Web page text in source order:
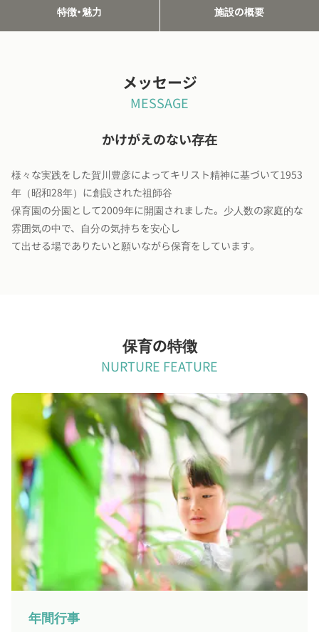
特徴・魅力 施設の概要
メッセージ
MESSAGE
かけがえのない存在
様々な実践をした賀川豊彦によってキリスト精神に基づいて1953
年（昭和28年）に創設された祖師谷
保育園の分園として2009年に開園されました。少人数の家庭的な
雰囲気の中で、自分の気持ちを安心し
て出せる場でありたいと願いながら保育をしています。
保育の特徴
NURTURE FEATURE
年間行事